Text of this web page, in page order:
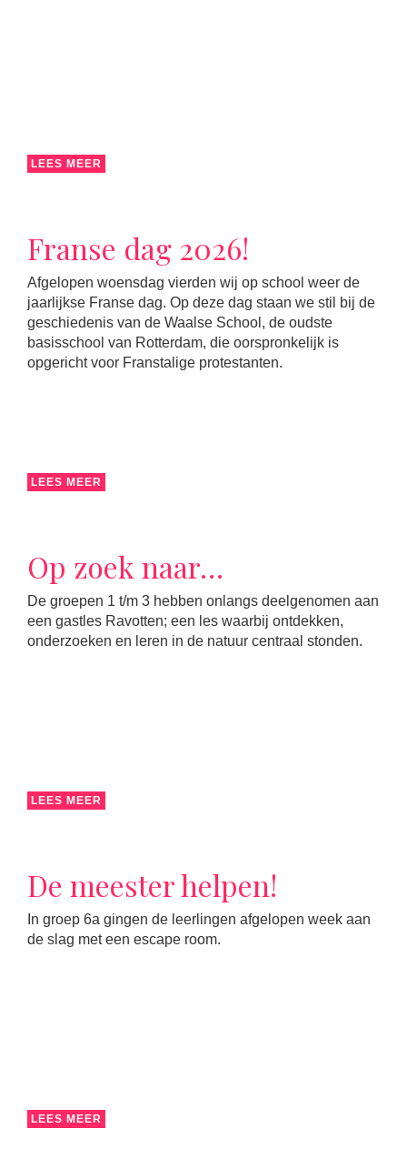
LEES MEER
Franse dag 2026!
Afgelopen woensdag vierden wij op school weer de
jaarlijkse Franse dag. Op deze dag staan we stil bij de
geschiedenis van de Waalse School, de oudste
basisschool van Rotterdam, die oorspronkelijk is
opgericht voor Franstalige protestanten.
LEES MEER
Op zoek naar…
De groepen 1 t/m 3 hebben onlangs deelgenomen aan
een gastles Ravotten; een les waarbij ontdekken,
onderzoeken en leren in de natuur centraal stonden.
LEES MEER
De meester helpen!
In groep 6a gingen de leerlingen afgelopen week aan
de slag met een escape room.
LEES MEER